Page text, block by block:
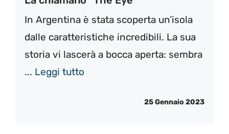
In Argentina è stata scoperta un’isola
dalle caratteristiche incredibili. La sua
storia vi lascerà a bocca aperta: sembra
... Leggi tutto
25 Gennaio 2023